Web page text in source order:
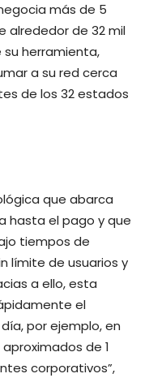
más de 5
alrededor de 32 mil
herramienta,
a su red cerca
de los 32 estados
que abarca
hasta el pago y que
tiempos de
límite de usuarios y
a ello, esta
el
por ejemplo, en
de 1
corporativos”,